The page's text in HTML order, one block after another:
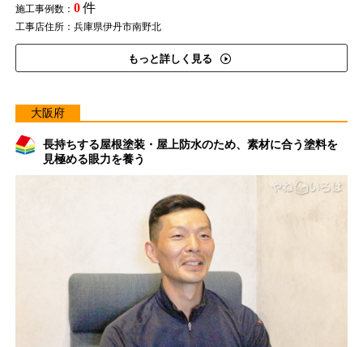
施工事例数： 0件
工事店住所：兵庫県伊丹市南野北
もっと詳しく見る
大阪府
長持ちする屋根塗装・屋上防水のため、素材に合う塗料を
見極める眼力を養う